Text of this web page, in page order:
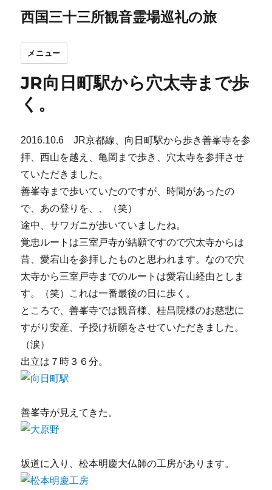
西国三十三所観音霊場巡礼の旅
メニュー
JR向日町駅から穴太寺まで歩
く。
2016.10.6 JR京都線、向日町駅から歩き善峯寺を参
拝、西山を越え、亀岡まで歩き、穴太寺を参拝させ
ていただきました。
善峯寺まで歩いていたのですが、時間があったの
で、あの登りを、、（笑）
途中、サワガニが歩いていましたね。
覚忠ルートは三室戸寺が結願ですので穴太寺からは
昔、愛宕山を参拝したものと思われます。なので穴
太寺から三室戸寺までのルートは愛宕山経由としま
す。（笑）これは一番最後の日に歩く。
ところで、善峯寺では観音様、桂昌院様のお慈悲に
すがり安産、子授け祈願をさせていただきました。
（涙）
出立は７時３６分。
善峯寺が見えてきた。
坂道に入り、松本明慶大仏師の工房があります。